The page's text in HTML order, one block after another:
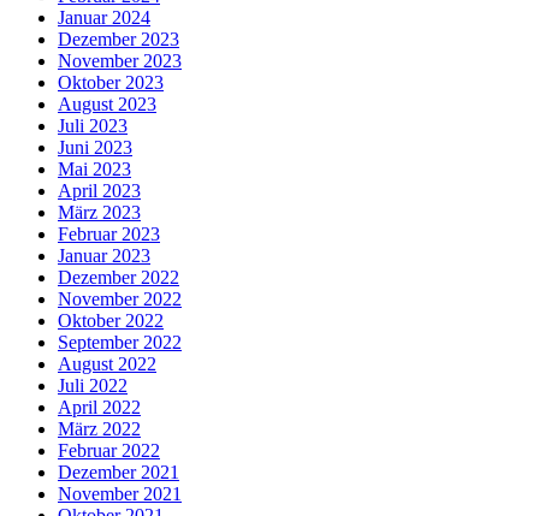
Januar 2024
Dezember 2023
November 2023
Oktober 2023
August 2023
Juli 2023
Juni 2023
Mai 2023
April 2023
März 2023
Februar 2023
Januar 2023
Dezember 2022
November 2022
Oktober 2022
September 2022
August 2022
Juli 2022
April 2022
März 2022
Februar 2022
Dezember 2021
November 2021